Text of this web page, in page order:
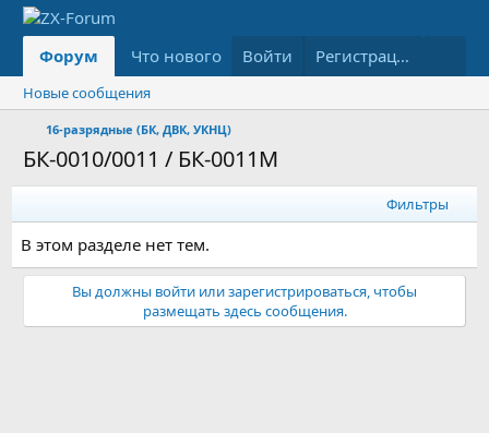
Форум Что нового Медиа Ресурсы
Войти Регистрация
Новые сообщения
16-разрядные (БК, ДВК, УКНЦ)
БК-0010/0011 / БК-0011М
Фильтры
В этом разделе нет тем.
Вы должны войти или зарегистрироваться, чтобы
размещать здесь сообщения.